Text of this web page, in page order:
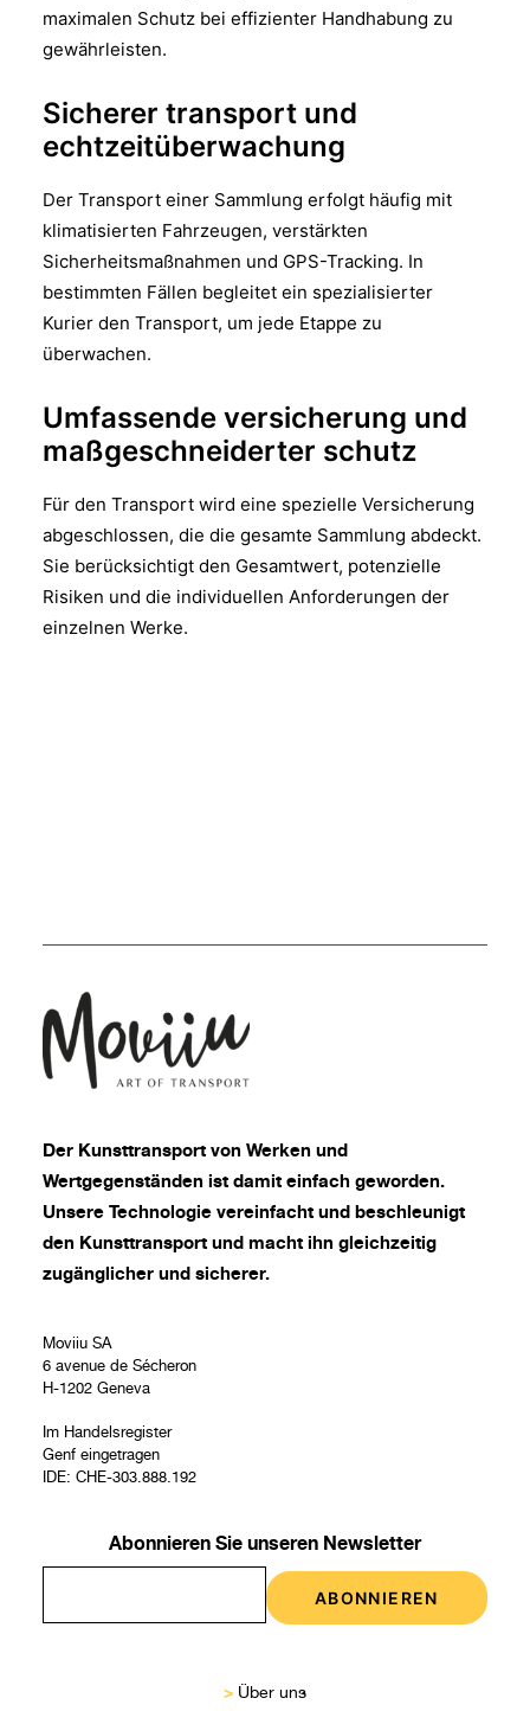
maximalen Schutz bei effizienter Handhabung zu
gewährleisten.
Sicherer transport und
echtzeitüberwachung
Der Transport einer Sammlung erfolgt häufig mit
klimatisierten Fahrzeugen, verstärkten
Sicherheitsmaßnahmen und GPS-Tracking. In
bestimmten Fällen begleitet ein spezialisierter
Kurier den Transport, um jede Etappe zu
überwachen.
Umfassende versicherung und
maßgeschneiderter schutz
Für den Transport wird eine spezielle Versicherung
abgeschlossen, die die gesamte Sammlung abdeckt.
Sie berücksichtigt den Gesamtwert, potenzielle
Risiken und die individuellen Anforderungen der
einzelnen Werke.
Der Kunsttransport von Werken und
Wertgegenständen ist damit einfach geworden.
Unsere Technologie vereinfacht und beschleunigt
den Kunsttransport und macht ihn gleichzeitig
zugänglicher und sicherer.
Moviiu SA
6 avenue de Sécheron
H-1202 Geneva
Im Handelsregister
Genf eingetragen
IDE: CHE-303.888.192
Abonnieren Sie unseren Newsletter
> Über uns